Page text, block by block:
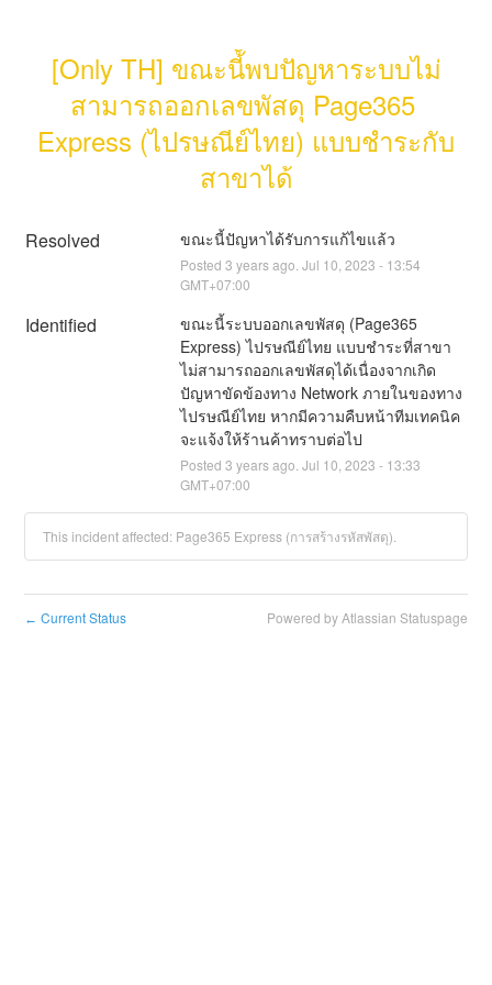
[Only TH] ขณะนี้ัพบปัญหาระบบไม่
สามารถออกเลขพัสดุ Page365
Express (ไปรษณีย์ไทย) แบบชำระกับ
สาขาได้
Resolved ขณะนี้ปัญหาได้รับการแก้ไขแล้ว
Posted 3 years ago. Jul 10 2023 - 13:54
GMT+07:00
Identified
ขณะนี้ระบบออกเลขพัสดุ (Page365
Express) ไปรษณีย์ไทย แบบชำระที่สาขา
ไม่สามารถออกเลขพัสดุได้เนื่องจากเกิด
ปัญหาขัดข้องทาง Network ภายในของทาง
ไปรษณีย์ไทย หากมีความคืบหน้าทีมเทคนิค
จะแจ้งให้ร้านค้าทราบต่อไป
Posted 3 years ago. Jul 10 2023 - 13:33
GMT+07:00
This incident affected: Page365 Express (การสร้างรหัสพัสดุ).
← Current Status Powered by Atlassian Statuspage